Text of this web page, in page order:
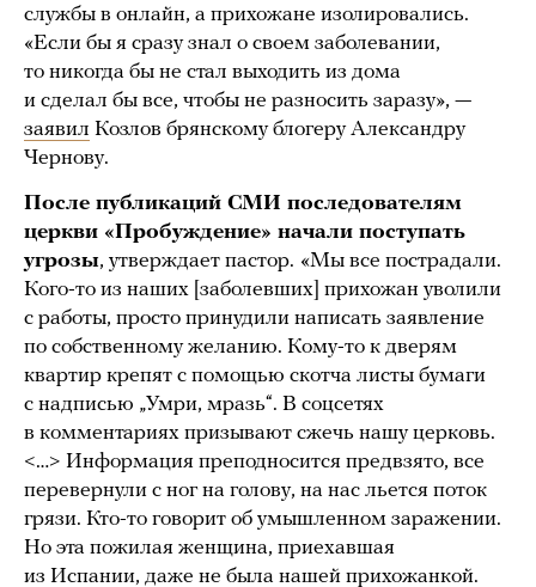
службы в онлайн, а прихожане изолировались.
«Если бы я сразу знал о своем заболевании,
то никогда бы не стал выходить из дома
и сделал бы все, чтобы не разносить заразу», —
заявил Козлов брянскому блогеру Александру
Чернову.
После публикаций СМИ последователям
церкви «Пробуждение» начали поступать
угрозы, утверждает пастор. «Мы все пострадали.
Кого-то из наших [заболевших] прихожан уволили
с работы, просто принудили написать заявление
по собственному желанию. Кому-то к дверям
квартир крепят с помощью скотча листы бумаги
с надписью „Умри, мразь“. В соцсетях
в комментариях призывают сжечь нашу церковь.
<…> Информация преподносится предвзято, все
перевернули с ног на голову, на нас льется поток
грязи. Кто-то говорит об умышленном заражении.
Но эта пожилая женщина, приехавшая
из Испании, даже не была нашей прихожанкой.